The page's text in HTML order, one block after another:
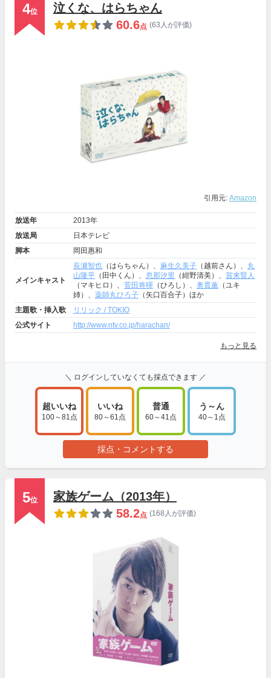
4位
泣くな、はらちゃん
60.6点 (63人が評価)
引用元: Amazon
放送年
2013年
放送局
日本テレビ
脚本
岡田惠和
メインキャスト
長瀬智也 （はらちゃん）、 麻生久美子 （越前さん）、 丸
山隆平 （田中くん）、 忽那汐里 （紺野清美）、 賀来賢人
（マキヒロ）、 菅田将暉 （ひろし）、 奥貫薫 （ユキ
姉）、 薬師丸ひろ子 （矢口百合子）ほか
主題歌・挿入歌
リリック / TOKIO
公式サイト
http://www.ntv.co.jp/harachan/
もっと見る
＼ ログインしていなくても採点できます ／
超いいね
100～81点
いいね
80～61点
普通
60～41点
う～ん
40～1点
採点・コメントする
5位
家族ゲーム（2013年）
58.2点 (168人が評価)